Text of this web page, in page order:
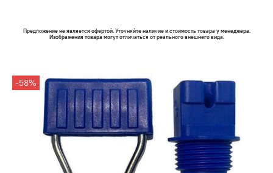
Предложение не является офертой. Уточняйте наличие и стоимость товара у менеджера.
Изображения товара могут отличаться от реального внешнего вида.
-58%